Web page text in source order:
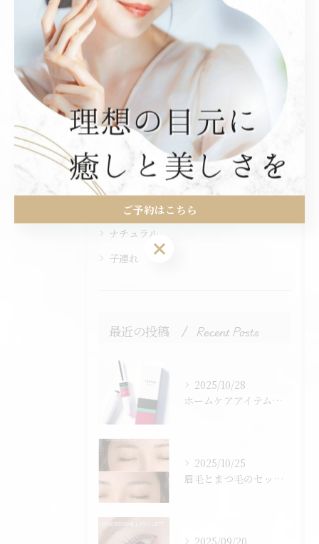
< 前のページ 一覧に戻る 次のページ >
カテゴリー
全てのカテゴリー
個室
韓国風
眉毛
ナチュラル
子連れ
最近の投稿 Recent Posts
2025/10/28
ホームケアアイテムのご紹介です♪
2025/10/25
眉毛とまつ毛のセットクーポンございます♪
2025/09/20
ご予約はこちら
ご予約はこちら